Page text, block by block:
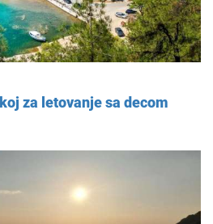
za letovanje sa decom